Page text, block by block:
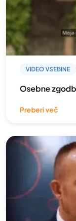
Mladi in
Ne-
Osebna
paliativna
VIDEO VSEBINE
Osebne
Preberi več